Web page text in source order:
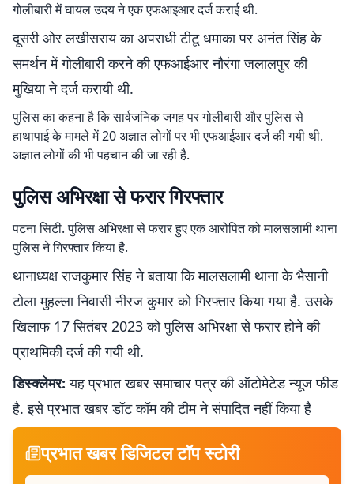
गोलीबारी में घायल उदय ने एक एफआइआर दर्ज कराई थी.
दूसरी ओर लखीसराय का अपराधी टीटू धमाका पर अनंत सिंह के
समर्थन में गोलीबारी करने की एफआईआर नौरंगा जलालपुर की
मुखिया ने दर्ज करायी थी.
पुलिस का कहना है कि सार्वजनिक जगह पर गोलीबारी और पुलिस से
हाथापाई के मामले में 20 अज्ञात लोगों पर भी एफआईआर दर्ज की गयी थी.
अज्ञात लोगों की भी पहचान की जा रही है.
पुलिस अभिरक्षा से फरार गिरफ्तार
पटना सिटी. पुलिस अभिरक्षा से फरार हुए एक आरोपित को मालसलामी थाना
पुलिस ने गिरफ्तार किया है.
थानाध्यक्ष राजकुमार सिंह ने बताया कि मालसलामी थाना के भैसानी
टोला मुहल्ला निवासी नीरज कुमार को गिरफ्तार किया गया है. उसके
खिलाफ 17 सितंबर 2023 को पुलिस अभिरक्षा से फरार होने की
प्राथमिकी दर्ज की गयी थी.
डिस्क्लेमर: यह प्रभात खबर समाचार पत्र की ऑटोमेटेड न्यूज फीड
है. इसे प्रभात खबर डॉट कॉम की टीम ने संपादित नहीं किया है
प्रभात खबर डिजिटल टॉप स्टोरी